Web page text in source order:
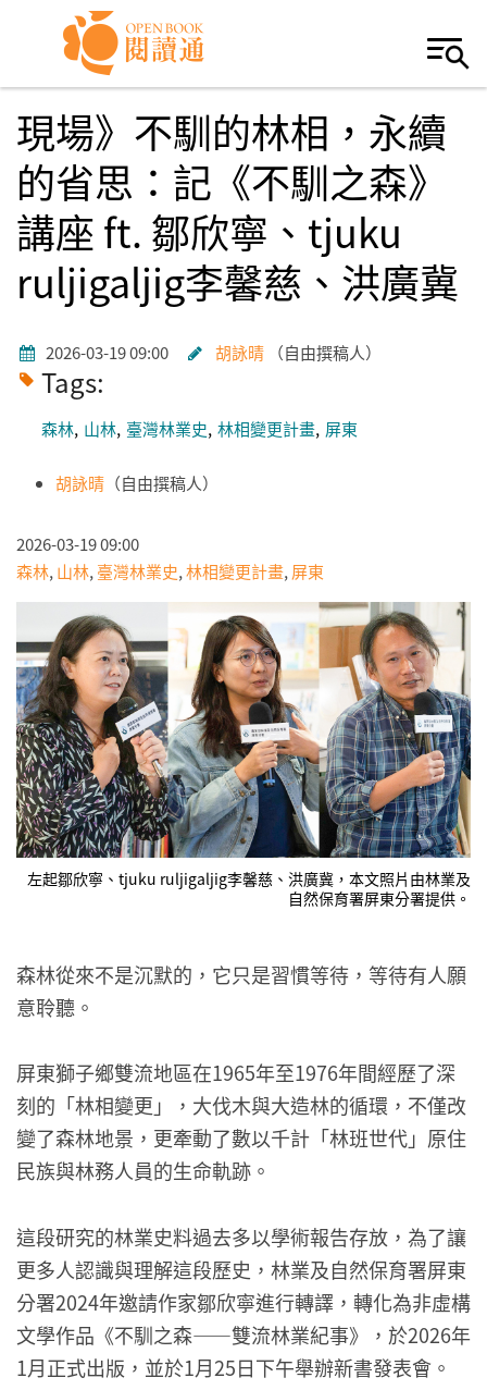
Skip to navigation
移至主內容
現場》不馴的林相，永續
的省思：記《不馴之森》
講座 ft. 鄒欣寧、tjuku
ruljigaljig李馨慈、洪廣冀
2026-03-19 09:00 胡詠晴 自由撰稿人
Tags:
森林 山林 臺灣林業史 林相變更計畫 屏東
胡詠晴 （自由撰稿人）
2026-03-19 09:00
森林, 山林, 臺灣林業史,林相變更計畫, 屏東
左起鄒欣寧、tjuku ruljigaljig李馨慈、洪廣冀，本文照片由林業及
自然保育署屏東分署提供。
森林從來不是沉默的，它只是習慣等待，等待有人願
意聆聽。
屏東獅子鄉雙流地區在1965年至1976年間經歷了深
刻的「林相變更」，大伐木與大造林的循環，不僅改
變了森林地景，更牽動了數以千計「林班世代」原住
民族與林務人員的生命軌跡。
這段研究的林業史料過去多以學術報告存放，為了讓
更多人認識與理解這段歷史，林業及自然保育署屏東
分署2024年邀請作家鄒欣寧進行轉譯，轉化為非虛構
文學作品《不馴之森——雙流林業紀事》，於2026年
1月正式出版，並於1月25日下午舉辦新書發表會。